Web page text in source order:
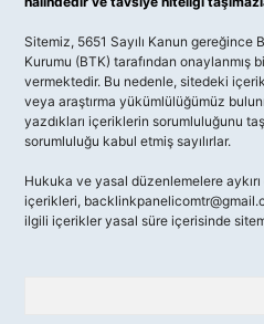
Sitemiz, 5651 Sayılı Kanun gereğince
Kurumu (BTK) tarafından onaylanmış
vermektedir. Bu nedenle, sitedeki
veya araştırma yükümlülüğümüz
yazdıkları içeriklerin sorumluluğunu
sorumluluğu kabul etmiş sayılırlar.
Hukuka ve yasal düzenlemelere
içerikleri,
ilgili içerikler yasal süre içerisinde